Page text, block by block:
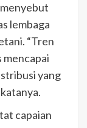
lembaga
“Tren
yang
capaian